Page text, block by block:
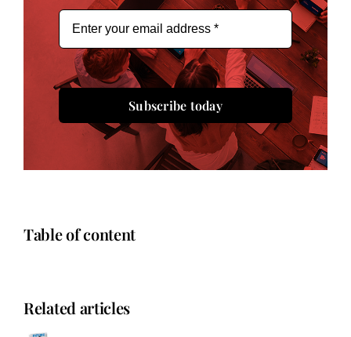
Subscribe today
Table of content
Related articles